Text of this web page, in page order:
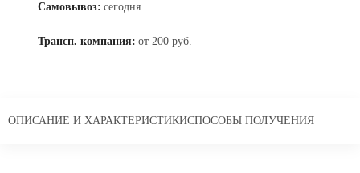
Самовывоз: сегодня
Трансп. компания: от 200 руб.
ОПИСАНИЕ И ХАРАКТЕРИСТИКИСПОСОБЫ ПОЛУЧЕНИЯ